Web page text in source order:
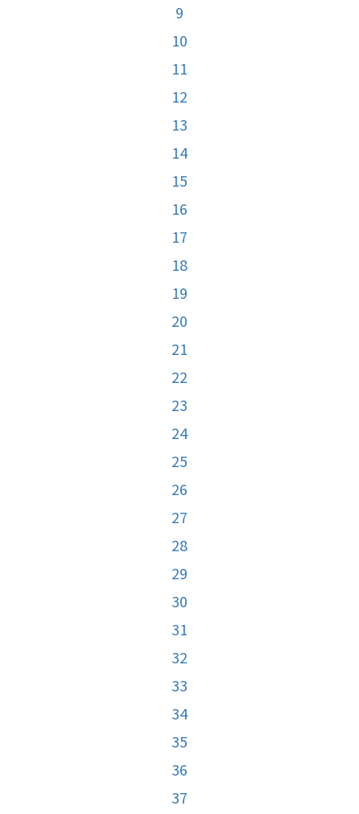
9
10
11
12
13
14
15
16
17
18
19
20
21
22
23
24
25
26
27
28
29
30
31
32
33
34
35
36
37